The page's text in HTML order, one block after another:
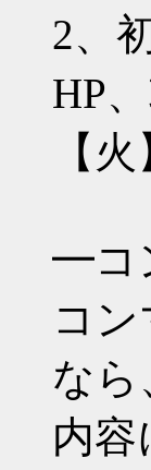
2、
HP
【
━コ
コン
なら
内